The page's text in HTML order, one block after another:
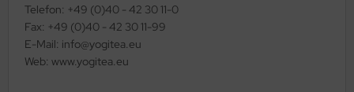
Telefon: +49 (0)40 - 42 30 11-0
Fax: +49 (0)40 - 42 30 11-99
E-Mail: info@yogitea.eu
Web: www.yogitea.eu